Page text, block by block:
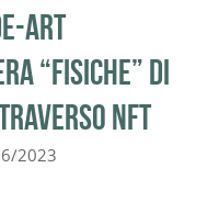
ART
“fisiche” di
NFT
2023